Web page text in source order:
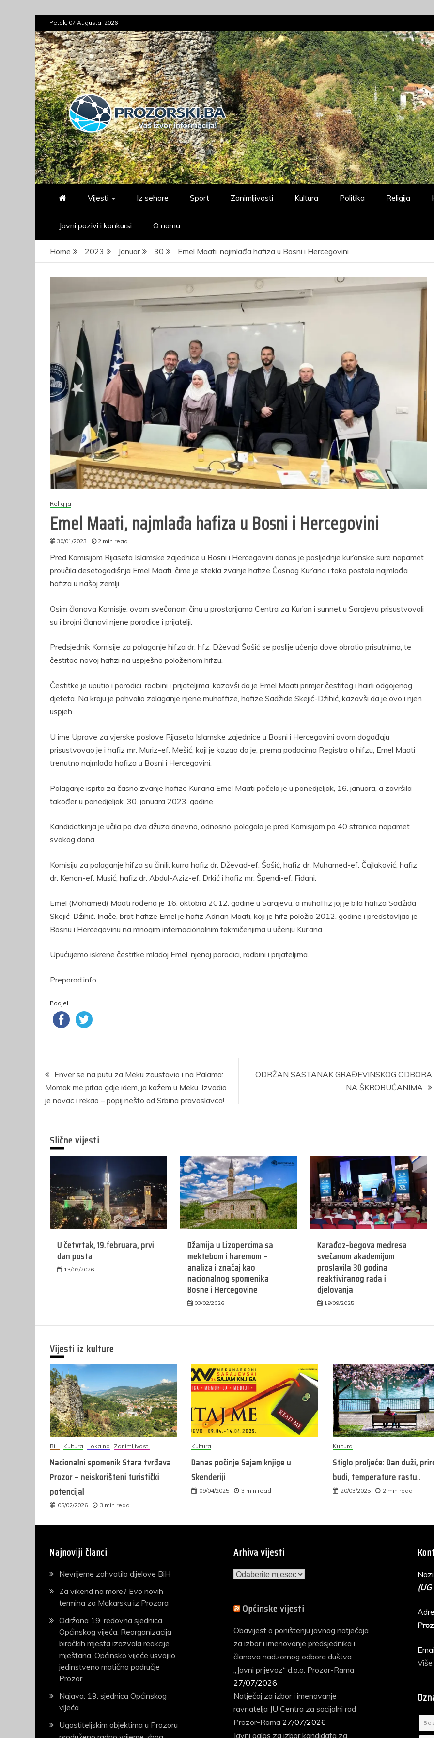
to
content
Petak, 07 Augusta, 2026
prozorski.ba
Vaš izvor informacija
Vijesti Iz sehare Sport Zanimljivosti Kultura Politika Religija
Javni pozivi i konkursi O nama
Home 2023 Januar 30 Emel Maati, najmlađa hafiza u Bosni i Hercegovini
Religija
Emel Maati, najmlađa hafiza u Bosni i Hercegovini
30/01/2023
2 min read
Pred Komisijom Rijaseta Islamske zajednice u Bosni i Hercegovini danas je posljednje kur’anske sure napamet
proučila desetogodišnja Emel Maati, čime je stekla zvanje hafize Časnog Kur’ana i tako postala najmlađa
hafiza u našoj zemlji.
Osim članova Komisije, ovom svečanom činu u prostorijama Centra za Kur’an i sunnet u Sarajevu prisustvovali
su i brojni članovi njene porodice i prijatelji.
Predsjednik Komisije za polaganje hifza dr. hfz. Dževad Šošić se poslije učenja dove obratio prisutnima, te
čestitao novoj hafizi na uspješno položenom hifzu.
Čestitke je uputio i porodici, rodbini i prijateljima, kazavši da je Emel Maati primjer čestitog i hairli odgojenog
djeteta. Na kraju je pohvalio zalaganje njene muhaffize, hafize Sadžide Skejić-Džihić, kazavši da je ovo i njen
uspjeh.
U ime Uprave za vjerske poslove Rijaseta Islamske zajednice u Bosni i Hercegovini ovom događaju
prisustvovao je i hafiz mr. Muriz-ef. Mešić, koji je kazao da je, prema podacima Registra o hifzu, Emel Maati
trenutno najmlađa hafiza u Bosni i Hercegovini.
Polaganje ispita za časno zvanje hafize Kur’ana Emel Maati počela je u ponedjeljak, 16. januara, a završila
također u ponedjeljak, 30. januara 2023. godine.
Kandidatkinja je učila po dva džuza dnevno, odnosno, polagala je pred Komisijom po 40 stranica napamet
svakog dana.
Komisiju za polaganje hifza su činili: kurra hafiz dr. Dževad-ef. Šošić, hafiz dr. Muhamed-ef. Čajlaković, hafiz
dr. Kenan-ef. Musić, hafiz dr. Abdul-Aziz-ef. Drkić i hafiz mr. Špendi-ef. Fidani.
Emel (Mohamed) Maati rođena je 16. oktobra 2012. godine u Sarajevu, a muhaffiz joj je bila hafiza Sadžida
Skejić-Džihić. Inače, brat hafize Emel je hafiz Adnan Maati, koji je hifz položio 2012. godine i predstavljao je
Bosnu i Hercegovinu na mnogim internacionalnim takmičenjima u učenju Kur’ana.
Upućujemo iskrene čestitke mladoj Emel, njenoj porodici, rodbini i prijateljima.
Preporod.info
Podjeli
Navigacija
članaka
Enver se na putu za Meku zaustavio i na Palama:
Momak me pitao gdje idem, ja kažem u Meku. Izvadio
je novac i rekao – popij nešto od Srbina pravoslavca!
ODRŽAN SASTANAK GRAĐEVINSKOG ODBORA
NA ŠKROBUĆANIMA
Slične vijesti
U četvrtak, 19.februara, prvi
dan posta
13/02/2026
Džamija u Lizopercima sa
mektebom i haremom –
analiza i značaj kao
nacionalnog spomenika
Bosne i Hercegovine
03/02/2026
Karađoz-begova medresa
svečanom akademijom
proslavila 30 godina
reaktiviranog rada i
djelovanja
18/09/2025
JAVNI KONKURS za
prijem kandidata –
kadeta radi obuke i
prijema u radni
odnos u Sudsku
policiju u Federaciji
Bosne i
Hercegovine
25/02/2026
Javni poziv za
odrađivanje
volonterskog rada
u Općini Prozor za
2026. godinu
29/05/2026
2 min read
Vijesti iz kulture
BiH Kultura Lokalno Zanimljivosti
Nacionalni spomenik Stara tvrđava
Prozor – neiskorišteni turistički
potencijal
05/02/2026 3 min read
Kultura
Danas počinje Sajam knjige u
Skenderiji
09/04/2025 3 min read
Kultura
Stiglo proljeće: Dan duži,
budi, temperature rastu..
20/03/2025 2 min read
Najnoviji članci
Nevrijeme zahvatilo dijelove BiH
Za vikend na more? Evo novih
termina za Makarsku iz Prozora
Održana 19. redovna sjednica
Općinskog vijeća: Reorganizacija
biračkih mjesta izazvala reakcije
mještana, Općinsko vijeće usvojilo
jedinstveno matično područje
Prozor
Najava: 19. sjednica Općinskog
vijeća
Ugostiteljskim objektima u Prozoru
Arhiva vijesti
Arhiva
Općinske vijesti
Obavijest o poništenju javnog natječaja
za izbor i imenovanje predsjednika i
članova nadzornog odbora duštva
„Javni prijevoz“ d.o.o. Prozor-Rama
27/07/2026
Natječaj za izbor i imenovanje
ravnatelja JU Centra za socijalni rad
Prozor-Rama 27/07/2026
Javni oglas za izbor kandidata za
(UG
Više